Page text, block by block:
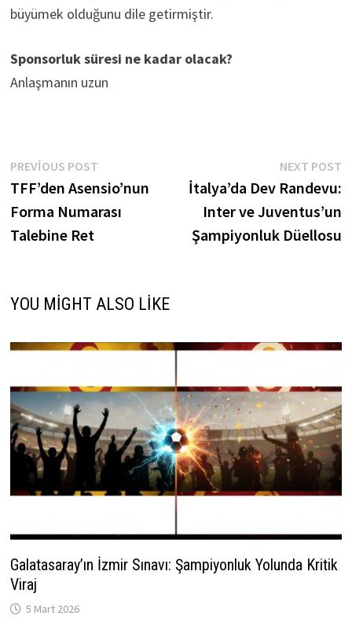
büyümek olduğunu dile getirmiştir.
Sponsorluk süresi ne kadar olacak?
Anlaşmanın uzun
Yazı
gezinmesi
PREVIOUS POSTPrevious
post:
TFF’den Asensio’nun
Forma Numarası
Talebine Ret
NEXT POST
İtalya’da Dev Randevu:
Inter ve Juventus’un
Şampiyonluk Düellosu
YOU MIGHT ALSO LIKE
Galatasaray’ın İzmir Sınavı: Şampiyonluk Yolunda Kritik
Viraj
5 Mart 2026